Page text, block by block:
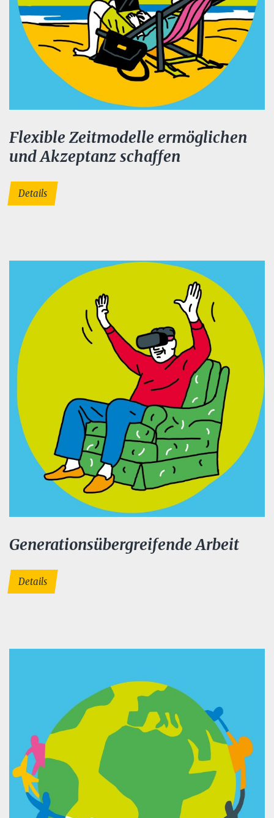
Flexible Zeitmodelle ermöglichen
und Akzeptanz schaffen
Details
Generationsübergreifende Arbeit
Details